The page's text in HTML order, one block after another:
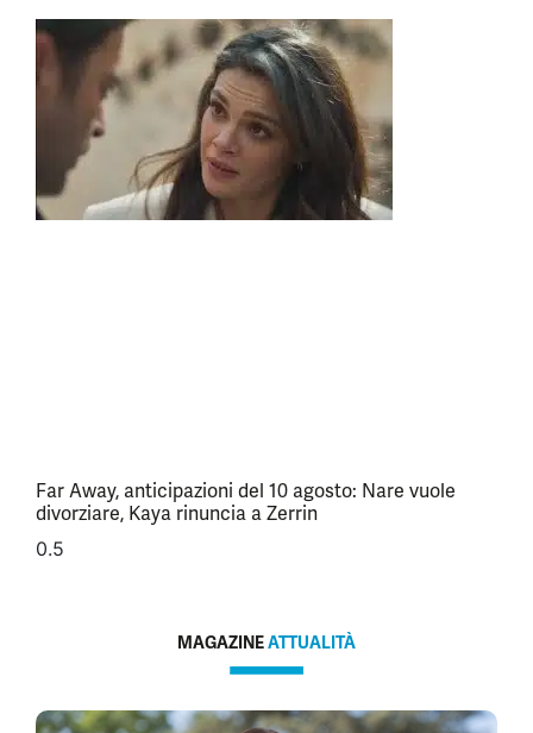
Far Away, anticipazioni del 10 agosto: Nare vuole
divorziare, Kaya rinuncia a Zerrin
MAGAZINEATTUALITÀ